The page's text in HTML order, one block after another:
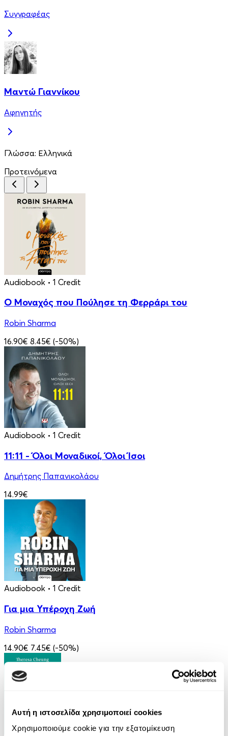
Αυτή η ιστοσελίδα χρησιμοποιεί cookies
Χρησιμοποιούμε cookie για την εξατομίκευση
Συγγραφέας
Μαντώ Γιαννίκου
Αφηγητής
Γλώσσα: Ελληνικά
Προτεινόμενα
Audiobook • 1 Credit
Ο Μοναχός που Πούλησε τη Φερράρι του
Robin Sharma
16.90€ 8.45€ (-50%)
Audiobook • 1 Credit
11:11 - Όλοι Μοναδικοί, Όλοι Ίσοι
Δημήτρης Παπανικολάου
14.99€
Audiobook • 1 Credit
Για μια Υπέροχη Ζωή
Robin Sharma
14.90€ 7.45€ (-50%)